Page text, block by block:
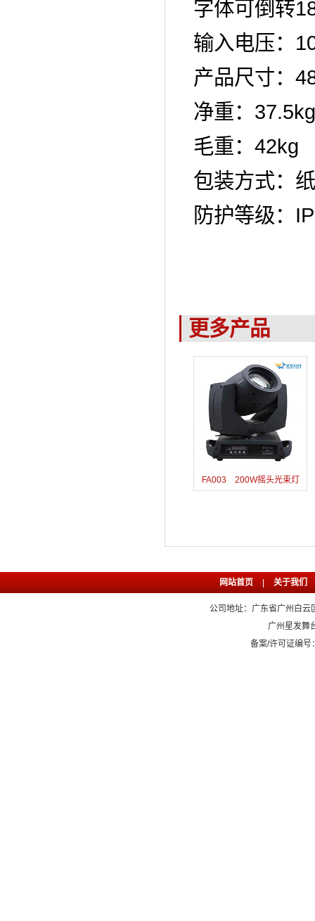
字体可倒转
输入电压：
产品尺寸：
净重：37.5kg
毛重：42kg
包装方式：
防护等级：
更多产品
FA003 200W摇头光束灯
网站首页 关于我们
公司地址：广东省广州白
广州星发舞
备案/许可证编号